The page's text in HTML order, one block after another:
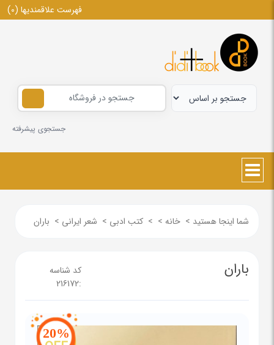
فهرست علاقمندیها (0)
جستجوی پیشرفته
شما اینجا هستید > خانه >
> کتب ادبی > شعر ایرانی > باران
باران
کد شناسه
:
216172
20%